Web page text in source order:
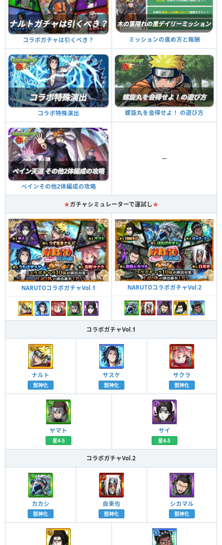
コラボガチャは引くべき？ ミッションの進め方と報酬
コラボ特殊演出 螺旋丸を会得せよ！ の遊び方
ペインその他2体編成の攻略
ー
★ガチャシミュレーターで運試し★
NARUTOコラボガチャVol.1 NARUTOコラボガチャVol.2
コラボガチャVol.1
ナルト
獣神化
サスケ
獣神化
サクラ
獣神化
ヤマト
星4-5
サイ
星4-5
コラボガチャVol.2
カカシ
獣神化
自来也
獣神化
シカマル
獣神化